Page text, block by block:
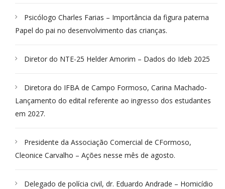
Psicólogo Charles Farias – Importância da figura paterna
Papel do pai no desenvolvimento das crianças.
Diretor do NTE-25 Helder Amorim – Dados do Ideb 2025
Diretora do IFBA de Campo Formoso, Carina Machado-
Lançamento do edital referente ao ingresso dos estudantes
em 2027.
Presidente da Associação Comercial de CFormoso,
Cleonice Carvalho – Ações nesse mês de agosto.
Delegado de polícia civil, dr. Eduardo Andrade – Homicídio